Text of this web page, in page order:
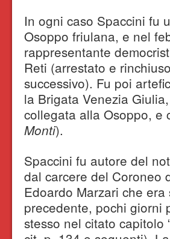
In ogni caso Spaccini fu
Osoppo friulana, e nel
rappresentante
Reti (arrestato e
successivo). Fu poi
la Brigata Venezia
collegata alla Osoppo, e
Monti).
Spaccini fu autore del
dal carcere del Coroneo
Edoardo Marzari che
precedente, pochi giorni
stesso nel citato capitolo